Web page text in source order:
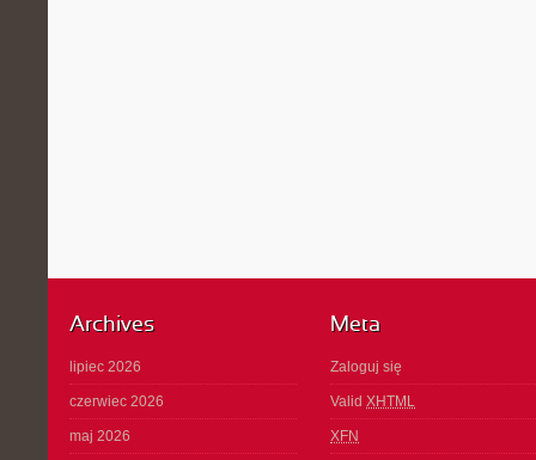
Archives
lipiec 2026
czerwiec 2026
maj 2026
Meta
Zaloguj się
Valid XHTML
XFN